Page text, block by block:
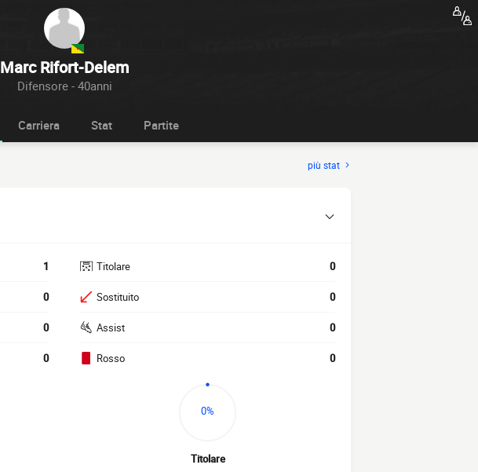
Marc Rifort-Delem
Difensore - 40anni
Carriera Stat Partite
più stat
1
0
0
0
Titolare 0
Sostituito 0
Assist 0
Rosso 0
0%
Titolare